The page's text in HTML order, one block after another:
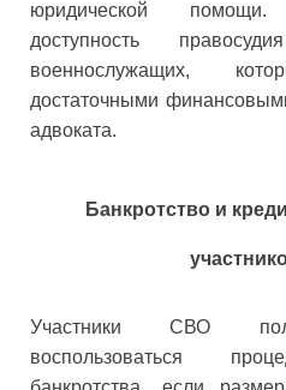
юридической
доступность
военнослужащих,
достаточными
адвоката.
Банкротство и
Участники СВО
воспользоваться